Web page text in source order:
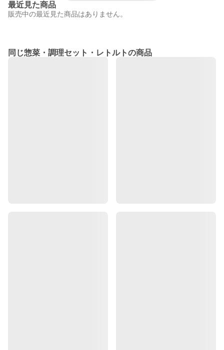
最近見た商品
販売中の最近見た商品はありません。
同じ惣菜・調理セット・レトルトの商品